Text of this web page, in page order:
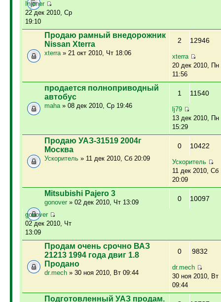
Injener
22 дек 2010, Ср
19:10
Продаю рамный внедорожник
Nissan Xterra
xterra» 21 окт 2010, Чт 18:06
2 12946
xterra
20 дек 2010, Пн
11:56
продается полноприводный
автобус
maha» 08 дек 2010, Ср 19:46
1 11540
lj79
13 дек 2010, Пн
15:29
Продаю УАЗ-31519 2004г
Москва
Ускоритель» 11 дек 2010, Сб 20:09
0 10422
Ускоритель
11 дек 2010, Сб
20:09
Mitsubishi Pajero 3
gonover» 02 дек 2010, Чт 13:09 0 10097
gonover
02 дек 2010, Чт
13:09
Продам очень срочно ВАЗ
21213 1994 года двиг 1.8
Продано
dr.mech» 30 ноя 2010, Вт 09:44
0 9832
dr.mech
30 ноя 2010, Вт
09:44
Подготовленный УАЗ продам.